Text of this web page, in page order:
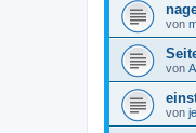
von
von
von